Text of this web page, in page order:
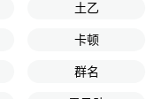
土乙
卡顿
群名